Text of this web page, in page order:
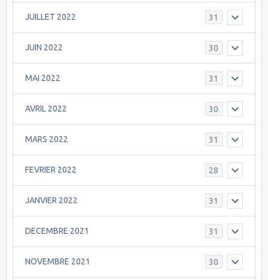
JUILLET 2022 31
JUIN 2022 30
MAI 2022 31
AVRIL 2022 30
MARS 2022 31
FEVRIER 2022 28
JANVIER 2022 31
DECEMBRE 2021 31
NOVEMBRE 2021 30